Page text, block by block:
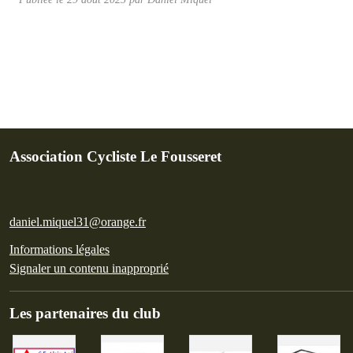
Association Cycliste Le Fousseret
daniel.miquel31@orange.fr
Informations légales
Signaler un contenu inapproprié
Les partenaires du club